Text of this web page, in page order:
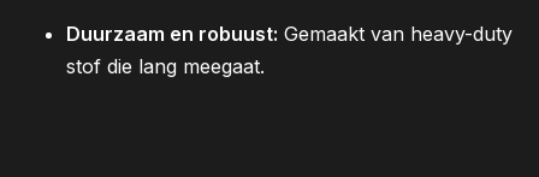
Duurzaam en robuust: Gemaakt van heavy-duty
stof die lang meegaat.